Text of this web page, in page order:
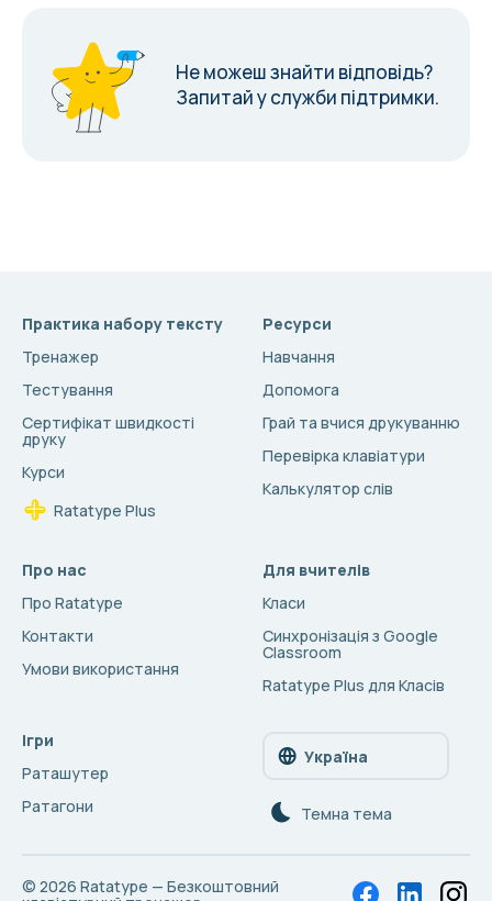
Не можеш знайти відповідь?
Запитай у служби підтримки.
Практика набору тексту
Тренажер
Тестування
Сертифікат швидкості
друку
Курси
Ratatype Plus
Ресурси
Навчання
Допомога
Грай та вчися друкуванню
Перевірка клавіатури
Калькулятор слів
Про нас
Про Ratatype
Контакти
Умови використання
Для вчителів
Класи
Синхронізація з Google
Classroom
Ratatype Plus для Класів
Ігри
Раташутер
Ратагони
Україна
Темна тема
© 2026 Ratatype — Безкоштовний